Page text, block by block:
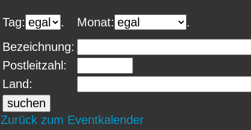
Tag: . Monat: .
Bezeichnung:
Postleitzahl:
Land:
Zurück zum Eventkalender